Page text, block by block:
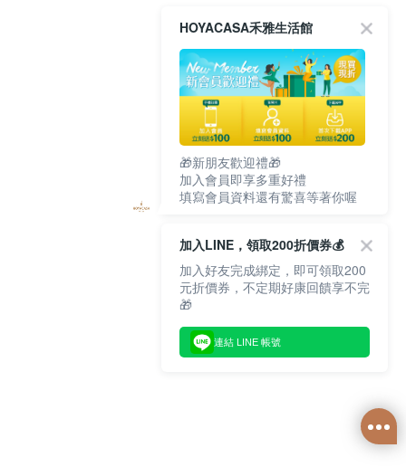
HOYACASA禾雅生活館
🎁新朋友歡迎禮🎁
加入會員即享多重好禮
填寫會員資料還有驚喜等著你喔
加入LINE，領取200折價券💰
加入好友完成綁定，即可領取200
元折價券，不定期好康回饋享不完
🎁
連結 LINE 帳號